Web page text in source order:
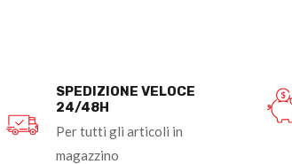
SPEDIZIONE VELOCE
24/48H
Per tutti gli articoli in
magazzino